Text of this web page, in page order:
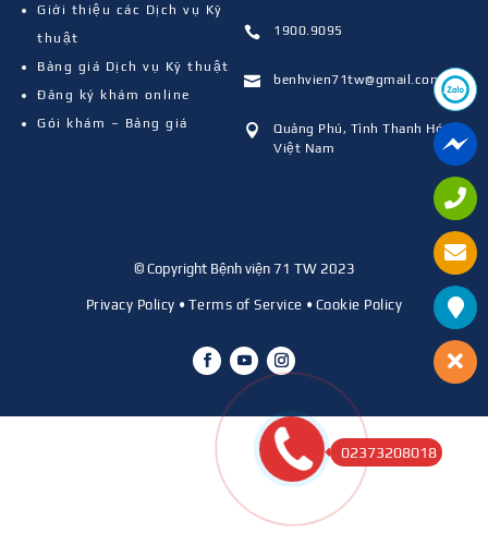
Giới thiệu các Dịch vụ Kỹ
thuật
Bảng giá Dịch vụ Kỹ thuật
Đăng ký khám online
Gói khám – Bảng giá
 1900.9095
 benhvien71tw@gmail.com

Quảng Phú, Tỉnh Thanh Hóa,
Việt Nam
© Copyright Bệnh viện 71 TW 2023
Privacy Policy • Terms of Service • Cookie Policy
02373208018